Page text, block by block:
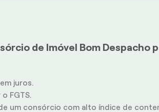
de Imóvel Bom Despacho
juros.
FGTS.
um consórcio com alto índice de